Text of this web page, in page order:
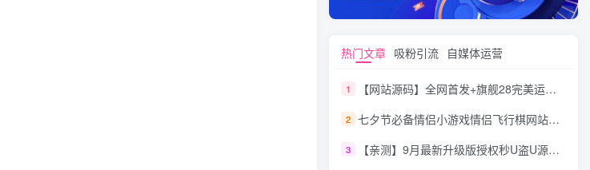
热门文章 吸粉引流 自媒体运营
1 【网站源码】全网首发+旗舰28完美运营Java版高仿28圈+彩种丰富+机器人+眯牌
2 七夕节必备情侣小游戏情侣飞行棋网站源码
3 【亲测】9月最新升级版授权秒U盗U源码/四链盗U源码/自带提币接口